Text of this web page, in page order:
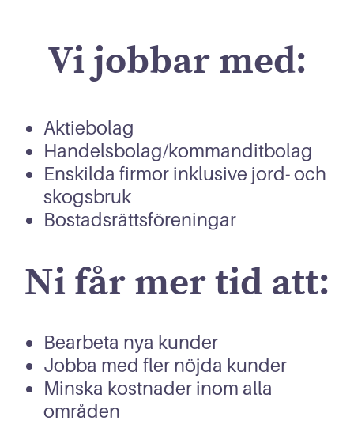
Vi jobbar med:
Aktiebolag
Handelsbolag/kommanditbolag
Enskilda firmor inklusive jord- och
skogsbruk
Bostadsrättsföreningar
Ni får mer tid att:
Bearbeta nya kunder
Jobba med fler nöjda kunder
Minska kostnader inom alla
områden